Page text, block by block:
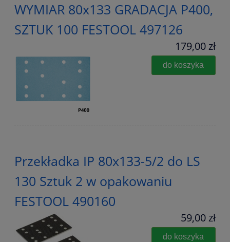
WYMIAR 80x133 GRADACJA P400,
SZTUK 100 FESTOOL 497126
179,00 zł
do koszyka
Przekładka IP 80x133-5/2 do LS
130 Sztuk 2 w opakowaniu
FESTOOL 490160
59,00 zł
do koszyka